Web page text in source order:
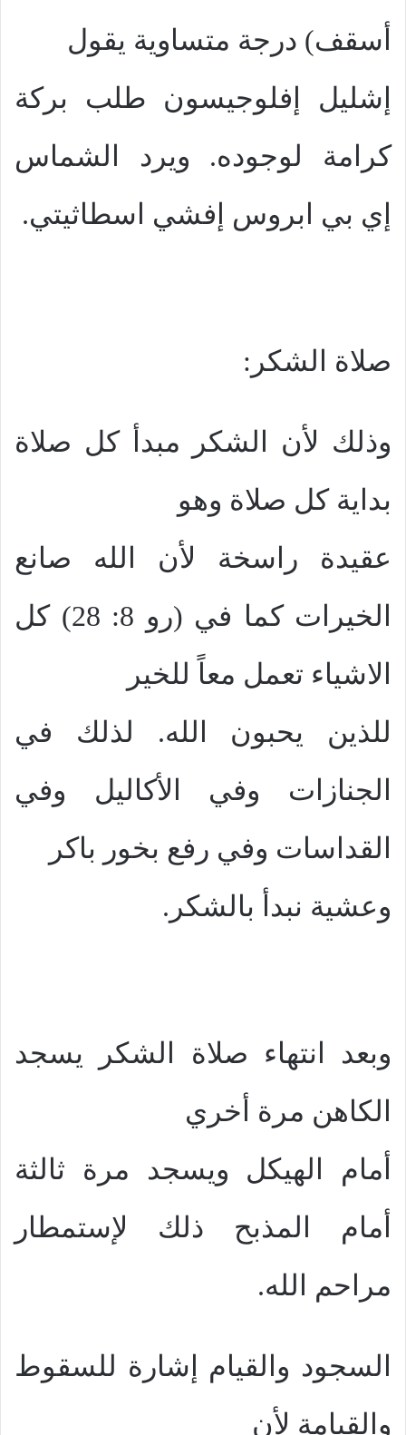
أسقف) درجة متساوية يقول
إشليل إفلوجيسون طلب بركة
كرامة لوجوده. ويرد الشماس
إي بي ابروس إفشي اسطاثيتي.
صلاة الشكر:
وذلك لأن الشكر مبدأ كل صلاة
بداية كل صلاة وهو
عقيدة راسخة لأن الله صانع
الخيرات كما في (رو 8: 28) كل
الاشياء تعمل معاً للخير
للذين يحبون الله. لذلك في
الجنازات وفي الأكاليل وفي
القداسات وفي رفع بخور باكر
وعشية نبدأ بالشكر.
وبعد انتهاء صلاة الشكر يسجد
الكاهن مرة أخري
أمام الهيكل ويسجد مرة ثالثة
أمام المذبح ذلك لإستمطار
مراحم الله.
السجود والقيام إشارة للسقوط
والقيامة لأن